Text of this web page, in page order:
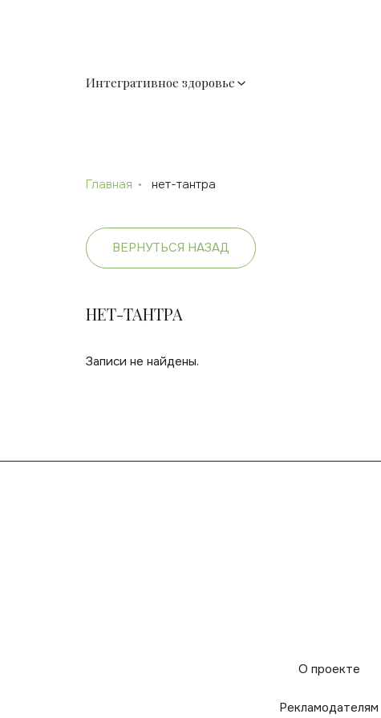
Интегративное здоровье
Главная нет-тантра
ВЕРНУТЬСЯ НАЗАД
НЕТ-ТАНТРА
Записи не найдены.
О проекте
Рекламодателям